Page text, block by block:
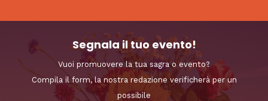
Segnala il tuo evento!
Vuoi promuovere la tua sagra o evento?
Compila il form, la nostra redazione verificherà per un
possibile